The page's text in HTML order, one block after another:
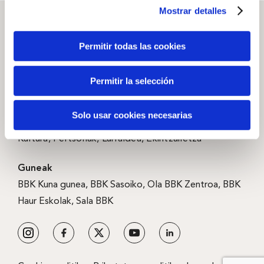
Mostrar detalles
Permitir todas las cookies
Permitir la selección
Solo usar cookies necesarias
Zer garen
Gure historia
Kultura,Pertsonak,Lurraldea,Ekintzailetza
Guneak
BBK Kuna gunea, BBK Sasoiko, Ola BBK Zentroa, BBK
Haur Eskolak, Sala BBK